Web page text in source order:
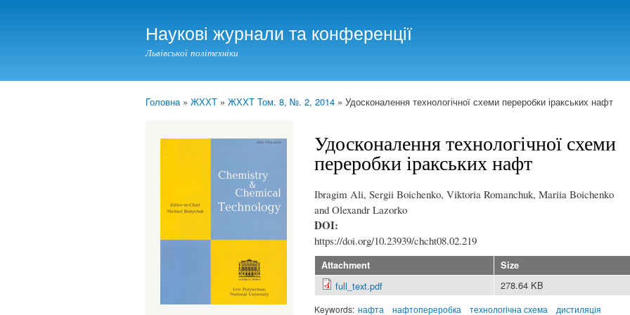
Наукові журнали та конференції
Львівської політехніки
Головна» ЖХХТ » ЖХХТ Том. 8, №. 2, 2014 » Удосконалення технологічної схеми переробки іракських нафт
Удосконалення технологічної схеми
переробки іракських нафт
Ibragim Ali, Sergii Boichenko, Viktoria Romanchuk, Mariia Boichenko
and Olexandr Lazorko
DOI:
https://doi.org/10.23939/chcht08.02.219
Attachment Size
full_text.pdf 278.64 KB
Keywords: нафта нафтопереробка технологічна схема дистиляція